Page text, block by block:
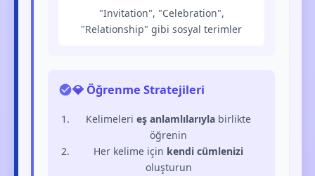
"Invitation", "Celebration",
"Relationship" gibi sosyal terimler
💎 Öğrenme Stratejileri
Kelimelerieş anlamlılarıyla birlikte
öğrenin
Her kelime için kendi cümlenizi
oluşturun